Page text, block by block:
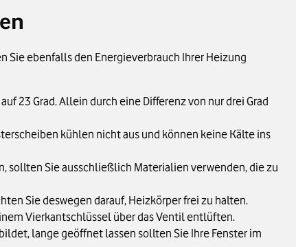
Sie ebenfalls den Energieverbrauch Ihrer Heizung
23 Grad. Allein durch eine Differenz von nur drei Grad
kühlen nicht aus und können keine Kälte ins
sollten Sie ausschließlich Materialien verwenden, die zu
Sie deswegen darauf, Heizkörper frei zu halten.
Vierkantschlüssel über das Ventil entlüften.
lange geöffnet lassen sollten Sie Ihre Fenster im